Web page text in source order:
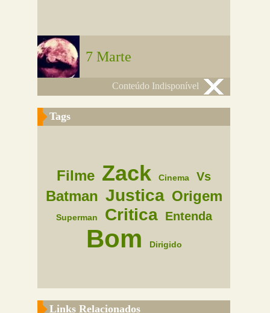
7 Marte
Conteúdo Indisponível
Tags
Filme Zack Cinema Vs
Batman Justica Origem
Superman Critica Entenda
Bom Dirigido
Links Relacionados